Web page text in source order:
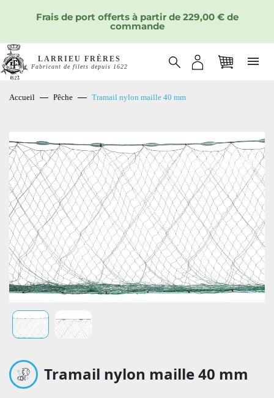
Frais de port offerts à partir de 229,00 € de
commande
LARRIEU FRÈRES
Fabricant de filets depuis 1622
Accueil Pêche Tramail nylon maille 40 mm
Tramail nylon maille 40 mm